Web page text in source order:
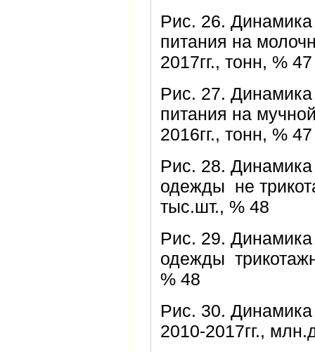
Рис. 26. Динамика
питания на
2017гг., тонн, % 47
Рис. 27. Динамика
питания на
2016гг., тонн, % 47
Рис. 28. Динамика
одежды не
тыс.шт., % 48
Рис. 29. Динамика
одежды
% 48
Рис. 30.
2010-2017гг.,